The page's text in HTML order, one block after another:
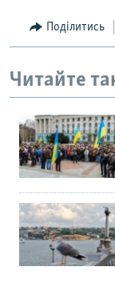
Поділитись
Читайте